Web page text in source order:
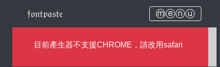
𝔣𝔬𝔫𝔱𝔭𝔞𝔰𝔱𝔢 ⓜⓔⓝⓤ
目前產生器不支援CHROME，請改用safari